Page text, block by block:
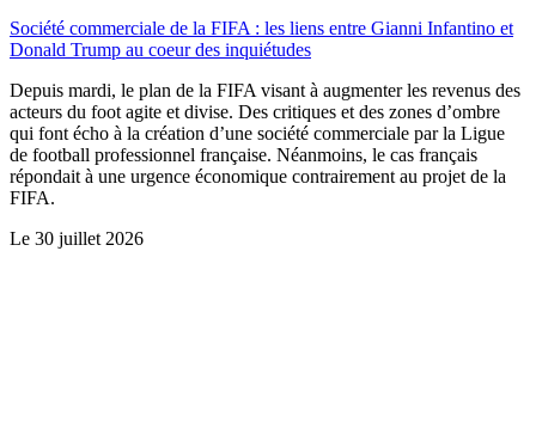
Société commerciale de la FIFA : les liens entre Gianni Infantino et
Donald Trump au coeur des inquiétudes
Depuis mardi, le plan de la FIFA visant à augmenter les revenus des
acteurs du foot agite et divise. Des critiques et des zones d’ombre
qui font écho à la création d’une société commerciale par la Ligue
de football professionnel française. Néanmoins, le cas français
répondait à une urgence économique contrairement au projet de la
FIFA.
Le 30 juillet 2026